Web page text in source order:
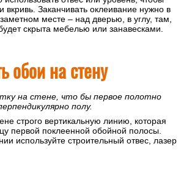
Заканчивать оклеивание нужно в
месте – над дверью, в углу, там,
скрыта мебелью или занавесками.
обои на стену
на стене, что бы первое полотно
полу.
строго вертикальную линию, которая
первой поклеенной обойной полосы.
используйте строительный отвес, лазер